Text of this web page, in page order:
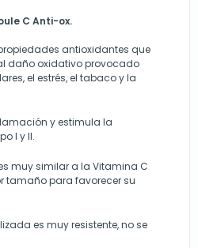
C Anti-ox.
antioxidantes que
daño oxidativo provocado
el estrés, el tabaco y la
y estimula la
I y II.
muy similar a la Vitamina C
tamaño para favorecer su
es muy resistente, no se